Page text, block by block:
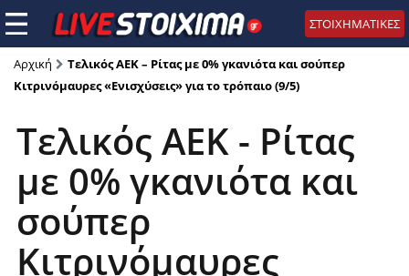
ΣΤΟΙΧΗΜΑΤΙΚΕΣ
Αρχική
Τελικός ΑΕΚ – Ρίτας με 0% γκανιότα και σούπερ
Κιτρινόμαυρες «Ενισχύσεις» για το τρόπαιο (9/5)
Τελικός ΑΕΚ - Ρίτας
με 0% γκανιότα και
σούπερ
Κιτρινόμαυρες